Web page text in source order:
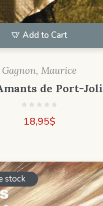
Add to Cart
Gagnon, Maurice
de Port-Joli
18,95$
stock